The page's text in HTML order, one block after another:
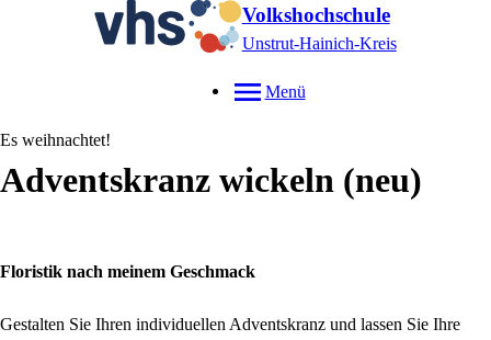
Volkshochschule
Unstrut-Hainich-Kreis
Menü
Es weihnachtet!
Adventskranz wickeln neu
Floristik nach meinem Geschmack
Gestalten Sie Ihren individuellen Adventskranz und lassen Sie Ihre